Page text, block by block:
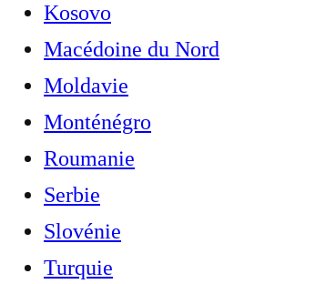
Kosovo
Macédoine du Nord
Moldavie
Monténégro
Roumanie
Serbie
Slovénie
Turquie